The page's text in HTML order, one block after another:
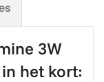
3W
het kort: